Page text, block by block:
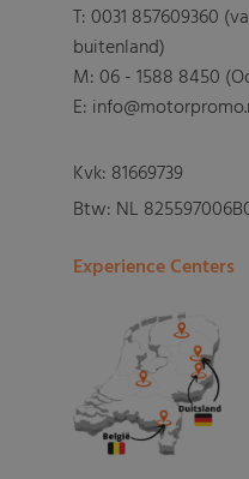
T:0031 857609360
buitenland)
M:06 - 1588 8450
E:
Kvk: 81669739
Btw: NL
Experience Centers